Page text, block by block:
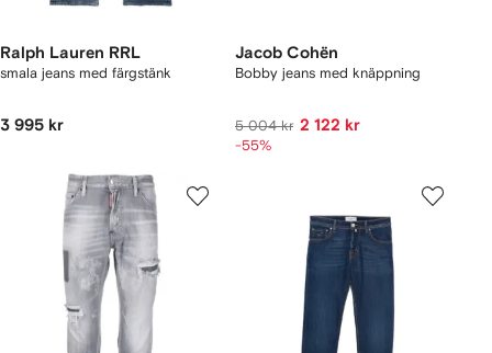
Ralph Lauren RRL
smala jeans med färgstänk
3 995 kr
Jacob Cohën
Bobby jeans med knäppning
5 004 kr 2 122 kr
-55%